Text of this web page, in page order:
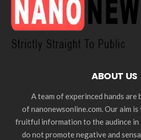
ABOUT US
A team of experinced hands are
of nanonewsonline.com. Our aim
fruitful information to the audince in
do not promote negative and